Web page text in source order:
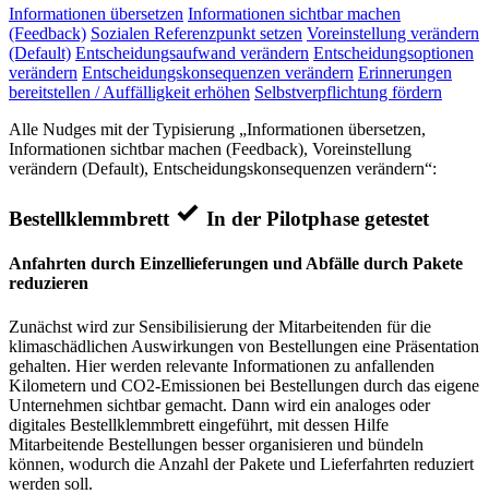
Informationen übersetzen Informationen sichtbar machen
(Feedback) Sozialen Referenzpunkt setzen Voreinstellung verändern
(Default) Entscheidungsaufwand verändern Entscheidungsoptionen
verändern Entscheidungskonsequenzen verändern Erinnerungen
bereitstellen / Auffälligkeit erhöhen Selbstverpflichtung fördern
Alle Nudges mit der Typisierung „Informationen übersetzen,
Informationen sichtbar machen (Feedback), Voreinstellung
verändern (Default), Entscheidungskonsequenzen verändern“:
Bestellklemmbrett In der Pilotphase getestet
Anfahrten durch Einzellieferungen und Abfälle durch Pakete
reduzieren
Zunächst wird zur Sensibilisierung der Mitarbeitenden für die
klimaschädlichen Auswirkungen von Bestellungen eine Präsentation
gehalten. Hier werden relevante Informationen zu anfallenden
Kilometern und CO2-Emissionen bei Bestellungen durch das eigene
Unternehmen sichtbar gemacht. Dann wird ein analoges oder
digitales Bestellklemmbrett eingeführt, mit dessen Hilfe
Mitarbeitende Bestellungen besser organisieren und bündeln
können, wodurch die Anzahl der Pakete und Lieferfahrten reduziert
werden soll.